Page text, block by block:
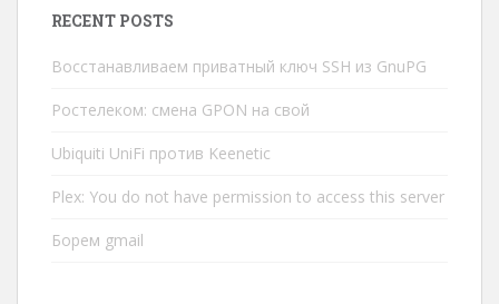
RECENT POSTS
Восстанавливаем приватный ключ SSH из GnuPG
Ростелеком: смена GPON на свой
Ubiquiti UniFi против Keenetic
Plex: You do not have permission to access this server
Борем gmail